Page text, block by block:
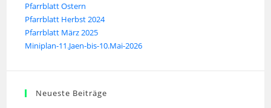
Pfarrblatt Ostern
Pfarrblatt Herbst 2024
Pfarrblatt März 2025
Miniplan-11.Jaen-bis-10.Mai-2026
Neueste Beiträge